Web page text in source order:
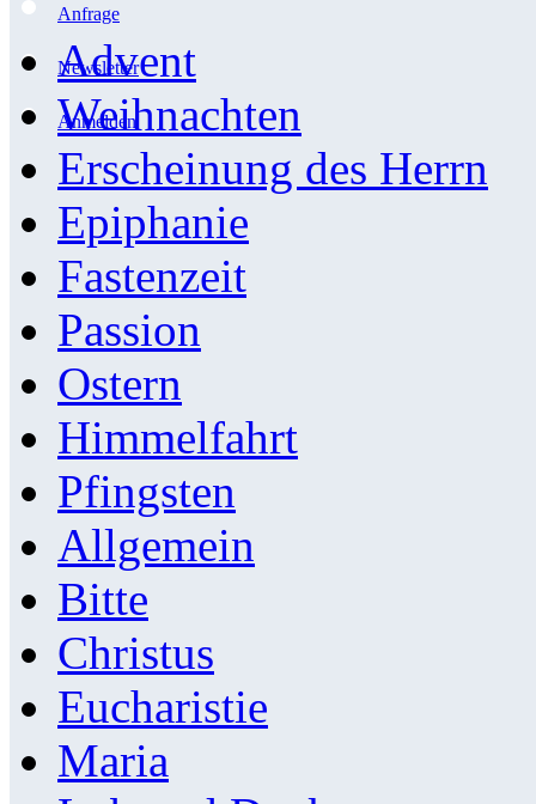
Anfrage
Newsletter
Anmelden
Advent
Weihnachten
Erscheinung des Herrn
Epiphanie
Fastenzeit
Passion
Ostern
Himmelfahrt
Pfingsten
Allgemein
Bitte
Christus
Eucharistie
Maria